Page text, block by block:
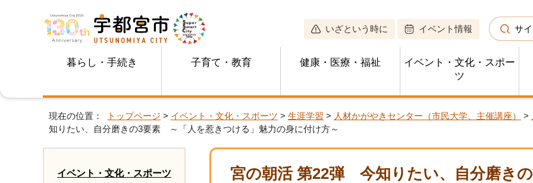
いざという時に イベント情報 サ
暮らし・手続き 子育て・教育 健康・医療・福祉
イベント・文化・スポー
ツ
現在の位置： トップページ > イベント・文化・スポーツ > 生涯学習 > 人材かがやきセンター（市民大学、主催講座） >
知りたい、自分磨きの3要素 ～「人を惹きつける」魅力の身に付け方～
宮の朝活 第22弾 今知りたい、自分磨き
イベント・文化・スポーツ